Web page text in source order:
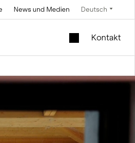
News und Medien Deutsch
und Anlagenbau
Spezialangebote
Mobiler Liftschacht
verkaufen
Occasionsmodule |
Büro und Verkauf
Kontakt